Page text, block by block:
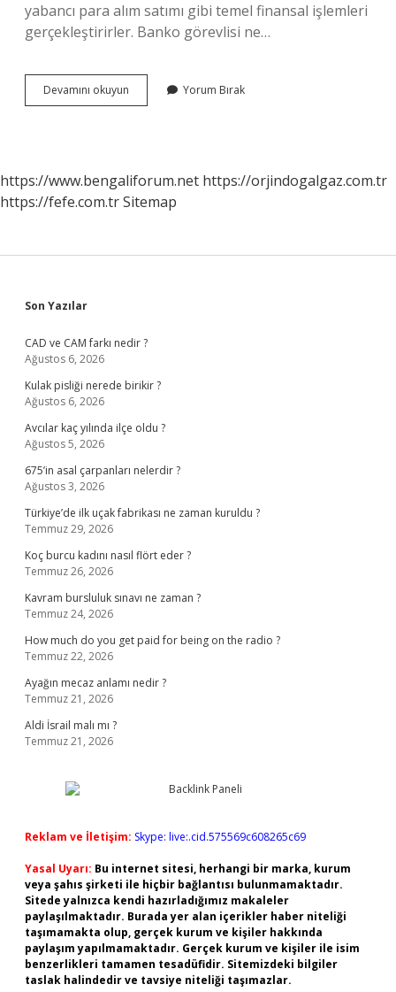
yabancı para alım satımı gibi temel finansal işlemleri
gerçekleştirirler. Banko görevlisi ne…
Devamını okuyun Hastanede
Banko
Yorum Bırak
https://www.bengaliforum.net https://orjindogalgaz.com.tr
https://fefe.com.trSitemap
Sidebar
Son Yazılar
CAD ve CAM farkı nedir ?
Ağustos 6, 2026
Kulak pisliği nerede birikir ?
Ağustos 6, 2026
Avcılar kaç yılında ilçe oldu ?
Ağustos 5, 2026
675’in asal çarpanları nelerdir ?
Ağustos 3, 2026
Türkiye’de ilk uçak fabrikası ne zaman kuruldu ?
Temmuz 29, 2026
Koç burcu kadını nasıl flört eder ?
Temmuz 26, 2026
Kavram bursluluk sınavı ne zaman ?
Temmuz 24, 2026
How much do you get paid for being on the radio ?
Temmuz 22, 2026
Ayağın mecaz anlamı nedir ?
Temmuz 21, 2026
Aldi İsrail malı mı ?
Temmuz 21, 2026
Reklam ve İletişim: Skype: live:.cid.575569c608265c69
Yasal Uyarı: Bu internet sitesi, herhangi bir marka, kurum
veya şahıs şirketi ile hiçbir bağlantısı bulunmamaktadır.
Sitede yalnızca kendi hazırladığımız makaleler
paylaşılmaktadır. Burada yer alan içerikler haber niteliği
taşımamakta olup, gerçek kurum ve kişiler hakkında
paylaşım yapılmamaktadır. Gerçek kurum ve kişiler ile isim
benzerlikleri tamamen tesadüfidir. Sitemizdeki bilgiler
taslak halindedir ve tavsiye niteliği taşımazlar.